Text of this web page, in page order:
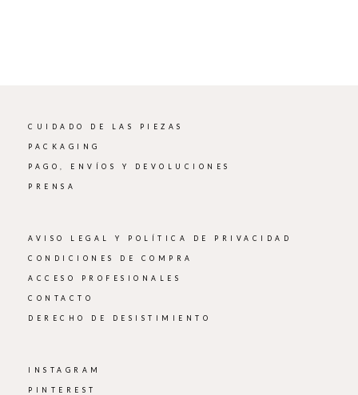
CUIDADO DE LAS PIEZAS
PACKAGING
PAGO, ENVÍOS Y DEVOLUCIONES
PRENSA
AVISO LEGAL Y POLÍTICA DE PRIVACIDAD
CONDICIONES DE COMPRA
ACCESO PROFESIONALES
CONTACTO
DERECHO DE DESISTIMIENTO
INSTAGRAM
PINTEREST